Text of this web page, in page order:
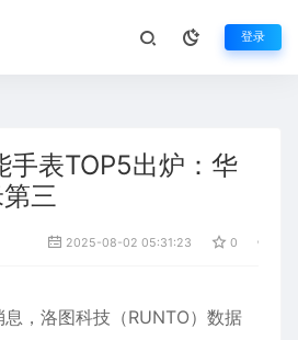
登录
手表TOP5出炉：华
三
2025-08-02 05:31:23 0
，洛图科技（RUNTO）数据